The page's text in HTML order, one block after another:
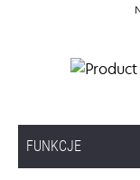
FUNKCJE